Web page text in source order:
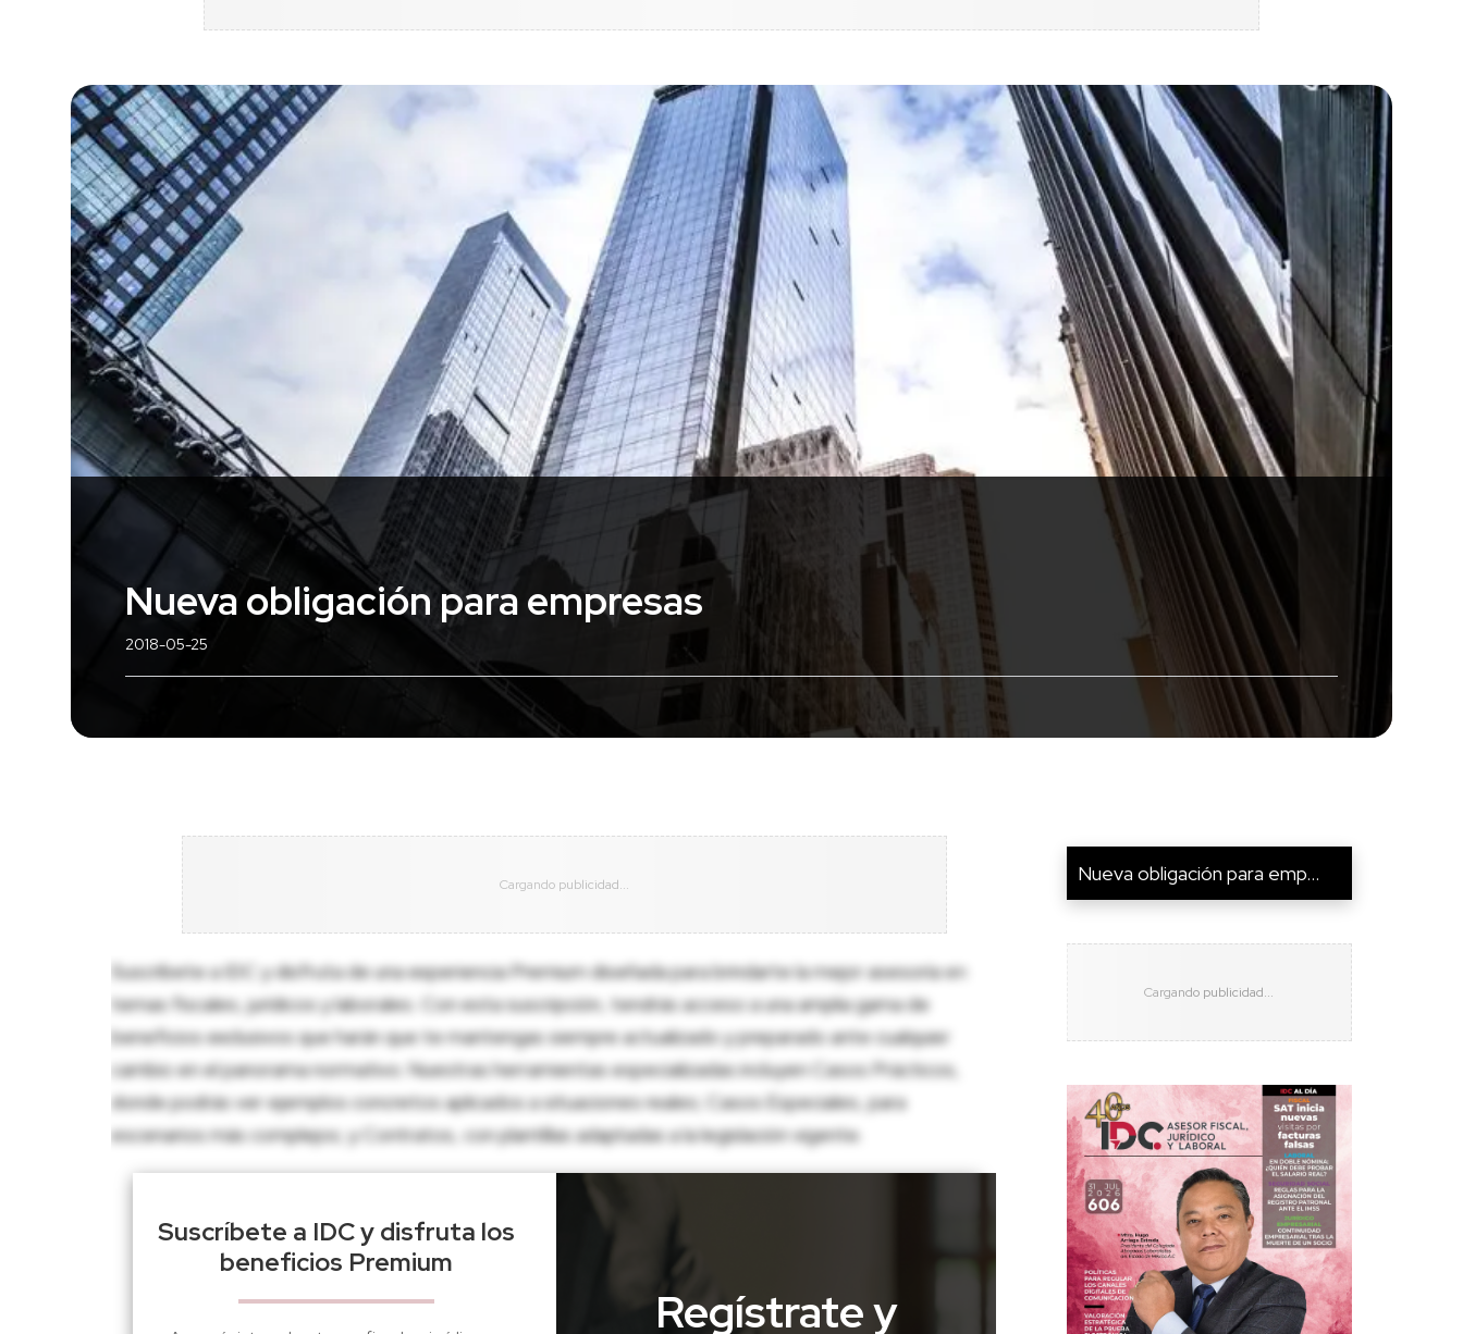
Nueva obligación para empresas
2018-05-25
Suscríbete a IDC y disfruta de una experiencia Premium diseñada para brindarte la mejor asesoría en
temas fiscales, jurídicos y laborales. Con esta suscripción, tendrás acceso a una amplia gama de
beneficios exclusivos que harán que te mantengas siempre actualizado y preparado ante cualquier
cambio en el panorama normativo. Nuestras herramientas especializadas incluyen Casos Prácticos,
donde podrás ver ejemplos concretos aplicados a situaciones reales; Casos Especiales, para
escenarios más complejos; y Contratos, con plantillas adaptadas a la legislación vigente.
Suscríbete a IDC y disfruta los
beneficios Premium
Regístrate y
Nueva obligación para emp...